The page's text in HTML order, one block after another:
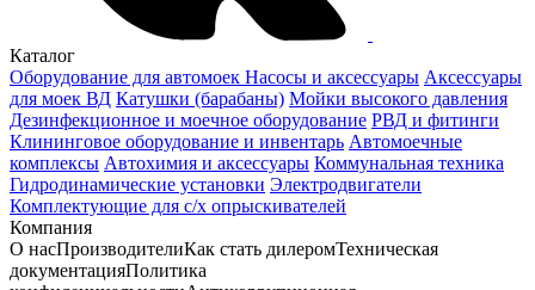
Каталог
Оборудование для автомоек Насосы и аксессуары Аксессуары
для моек ВД Катушки (барабаны) Мойки высокого давления
Дезинфекционное и моечное оборудование РВД и фитинги
Клининговое оборудование и инвентарь Автомоечные
комплексы Автохимия и аксессуары Коммунальная техника
Гидродинамические установки Электродвигатели
Комплектующие для с/х опрыскивателей
Компания
О насПроизводителиКак стать дилеромТехническая
документацияПолитика